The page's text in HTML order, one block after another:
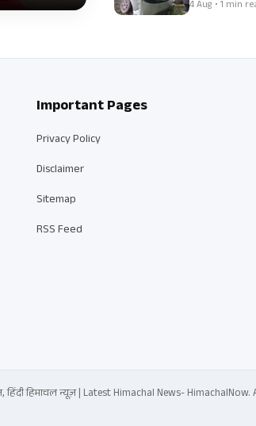
4 Aug • 1 min
Important Pages
Privacy Policy
Disclaimer
Sitemap
RSS Feed
हिमाचल न्यूज़ | Latest Himachal News- HimachalNow.